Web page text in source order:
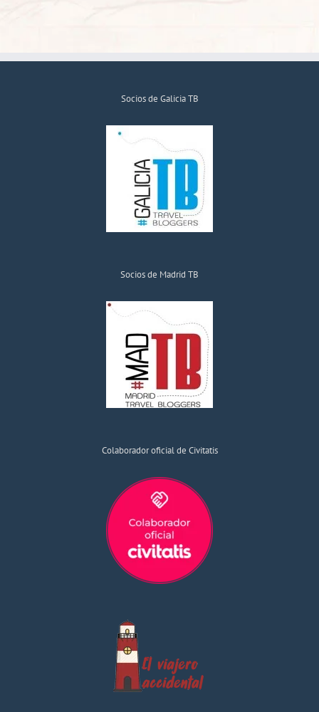
Socios de Galicia TB
Socios de Madrid TB
Colaborador oficial de Civitatis